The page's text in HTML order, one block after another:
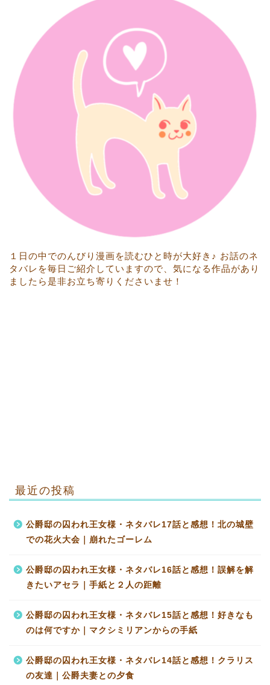
１日の中でのんびり漫画を読むひと時が大好き♪ お話のネ
タバレを毎日ご紹介していますので、気になる作品があり
ましたら是非お立ち寄りくださいませ！
最近の投稿
公爵邸の囚われ王女様・ネタバレ17話と感想！北の城壁
での花火大会｜崩れたゴーレム
公爵邸の囚われ王女様・ネタバレ16話と感想！誤解を解
きたいアセラ｜手紙と２人の距離
公爵邸の囚われ王女様・ネタバレ15話と感想！好きなも
のは何ですか｜マクシミリアンからの手紙
公爵邸の囚われ王女様・ネタバレ14話と感想！クラリス
の友達｜公爵夫妻との夕食